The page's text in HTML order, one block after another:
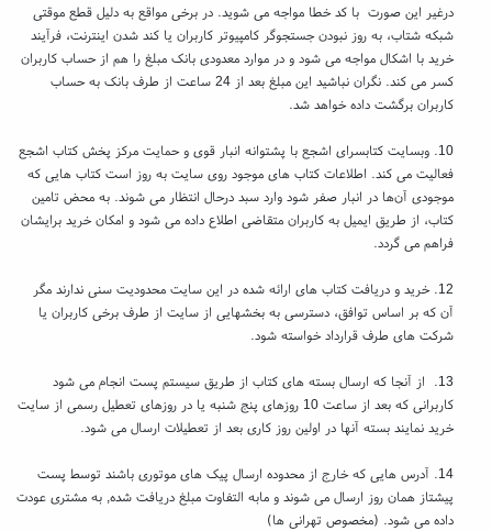
درغیر این صورت با کد خطا مواجه می شوید. در برخی مواقع به دلیل قطع موقتی
شبکه شتاب، به روز نبودن جستجوگر کامپیوتر کاربران یا کند شدن اینترنت، فرآیند
خرید با اشکال مواجه می شود و در موارد معدودی بانک مبلغ را هم از حساب کاربران
کسر می کند. نگران نباشید این مبلغ بعد از 24 ساعت از طرف بانک به حساب
کاربران برگشت داده خواهد شد.
10. وبسایت کتابسرای اشجع با پشتوانه انبار قوی و حمایت مرکز پخش کتاب اشجع
فعالیت می کند. اطلاعات کتاب های موجود روی سایت به روز است کتاب هایی که
موجودی آن‌ها در انبار صفر شود وارد سبد درحال انتظار می شوند. به محض تامین
کتاب، از طریق ایمیل به کاربران متقاضی اطلاع داده می شود و امکان خرید برایشان
فراهم می گردد.
12. خرید و دریافت کتاب های ارائه شده در این سایت محدودیت سنی ندارند مگر
آن که بر اساس توافق، دسترسی به بخشهایی از سایت از طرف برخی کاربران یا
شرکت های طرف قرارداد خواسته شود.
13. از آنجا که ارسال بسته های کتاب از طریق سیستم پست انجام می شود
کاربرانی که بعد از ساعت 10 روزهای پنج شنبه یا در روزهای تعطیل رسمی از سایت
خرید نمایند بسته آنها در اولین روز کاری بعد از تعطیلات ارسال می شود.
14. آدرس هایی که خارج از محدوده ارسال پیک های موتوری باشند توسط پست
پیشتاز همان روز ارسال می شوند و مابه التفاوت مبلغ دریافت شده, به مشتری عودت
داده می شود. (مخصوص تهرانی ها)